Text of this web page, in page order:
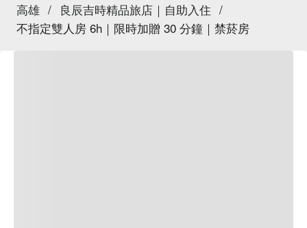
高雄 / 良辰吉時精品旅店｜自助入住 /
不指定雙人房 6h｜限時加贈 30 分鐘｜禁菸房